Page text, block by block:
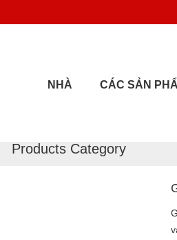
NHÀ CÁC SẢN
Products Category